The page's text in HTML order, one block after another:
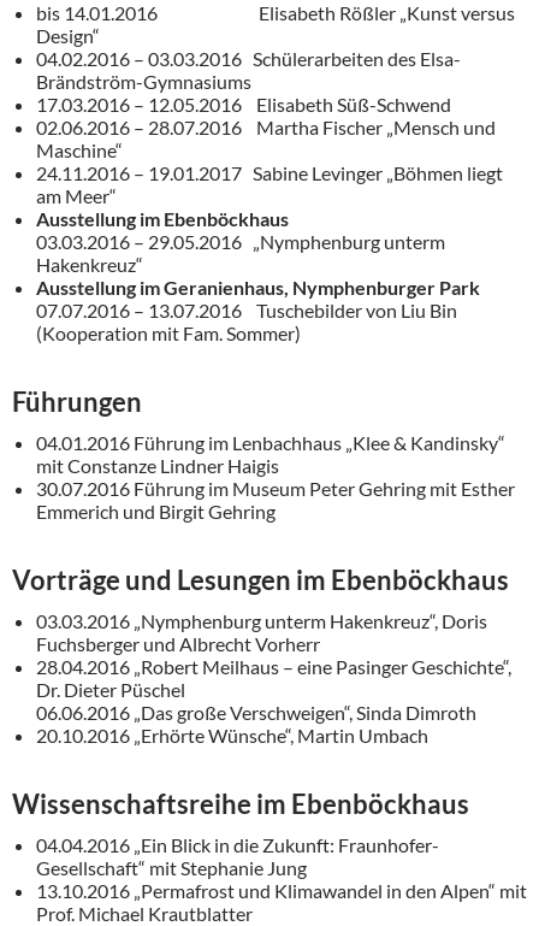
bis 14.01.2016 Elisabeth Rößler „Kunst versus
Design“
04.02.2016 – 03.03.2016 Schülerarbeiten des Elsa-
Brändström-Gymnasiums
17.03.2016 – 12.05.2016 Elisabeth Süß-Schwend
02.06.2016 – 28.07.2016 Martha Fischer „Mensch und
Maschine“
24.11.2016 – 19.01.2017 Sabine Levinger „Böhmen liegt
am Meer“
Ausstellung im Ebenböckhaus
03.03.2016 – 29.05.2016 „Nymphenburg unterm
Hakenkreuz“
Ausstellung im Geranienhaus, Nymphenburger Park
07.07.2016 – 13.07.2016 Tuschebilder von Liu Bin
(Kooperation mit Fam. Sommer)
Führungen
04.01.2016 Führung im Lenbachhaus „Klee & Kandinsky“
mit Constanze Lindner Haigis
30.07.2016 Führung im Museum Peter Gehring mit Esther
Emmerich und Birgit Gehring
Vorträge und Lesungen im Ebenböckhaus
03.03.2016 „Nymphenburg unterm Hakenkreuz“, Doris
Fuchsberger und Albrecht Vorherr
28.04.2016 „Robert Meilhaus – eine Pasinger Geschichte“,
Dr. Dieter Püschel
06.06.2016 „Das große Verschweigen“, Sinda Dimroth
20.10.2016 „Erhörte Wünsche“, Martin Umbach
Wissenschaftsreihe im Ebenböckhaus
04.04.2016 „Ein Blick in die Zukunft: Fraunhofer-
Gesellschaft“ mit Stephanie Jung
13.10.2016 „Permafrost und Klimawandel in den Alpen“ mit
Prof. Michael Krautblatter